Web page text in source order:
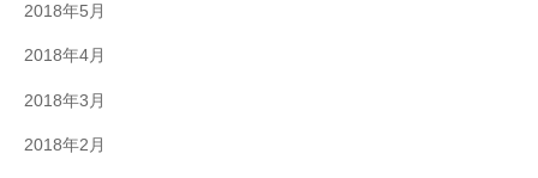
2018年5月
2018年4月
2018年3月
2018年2月